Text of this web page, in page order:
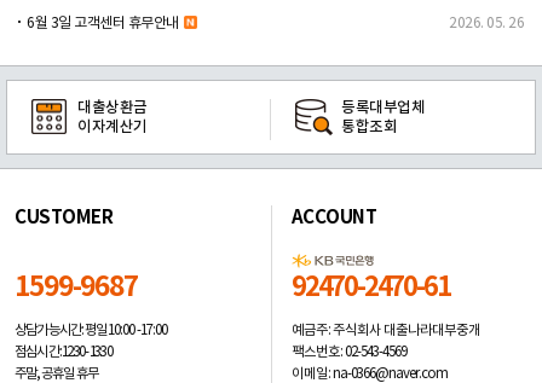
6월 3일 고객센터 휴무안내 2026. 05. 26
대출상환금
이자계산기
등록대부업체
통합조회
CUSTOMER
1599-9687
상담가능시간: 평일10:00 -17:00
점심시간: 12:30 - 13:30
주말, 공휴일 휴무
ACCOUNT
92470-2470-61
예금주: 주식회사 대출나라대부중개
팩스번호: 02-543-4569
이메일: na-0366@naver.com